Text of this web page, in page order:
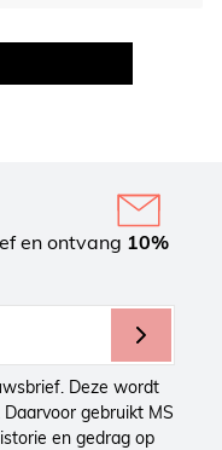
en ontvang 10%
Deze wordt
gebruikt MS
en gedrag op